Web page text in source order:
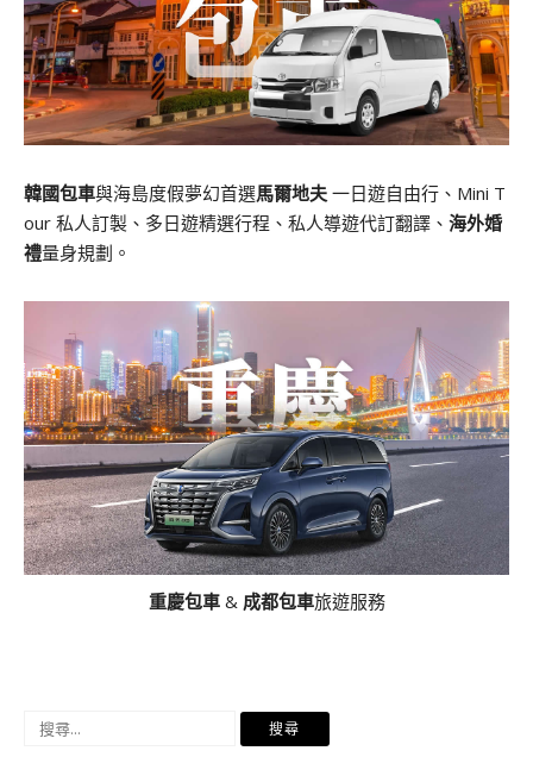
韓國包車與海島度假夢幻首選馬爾地夫 一日遊自由行、Mini T
our 私人訂製、多日遊精選行程、私人導遊代訂翻譯、 海外婚
禮量身規劃。
重慶包車& 成都包車旅遊服務
搜